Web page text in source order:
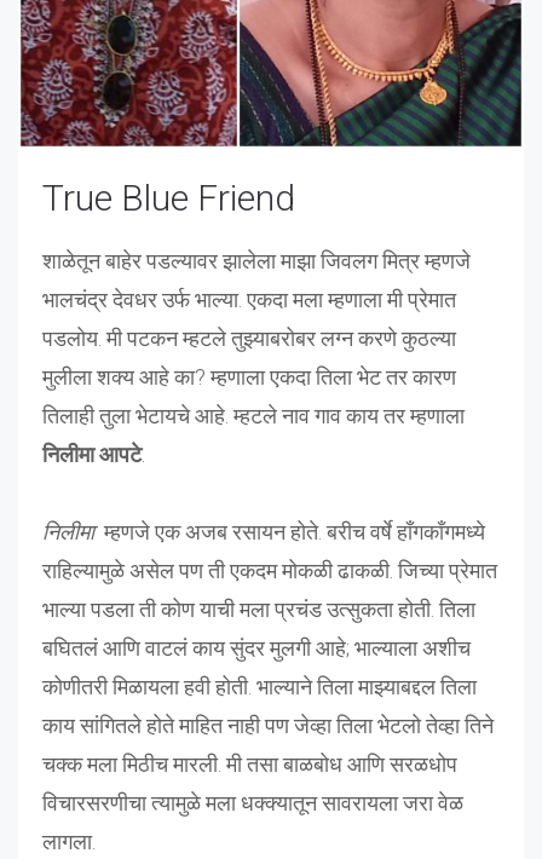
True Blue Friend
शाळेतून बाहेर पडल्यावर झालेला माझा जिवलग मित्र म्हणजे
भालचंद्र देवधर उर्फ भाल्या. एकदा मला म्हणाला मी प्रेमात
पडलोय. मी पटकन म्हटले तुझ्याबरोबर लग्न करणे कुठल्या
मुलीला शक्य आहे का? म्हणाला एकदा तिला भेट तर कारण
तिलाही तुला भेटायचे आहे. म्हटले नाव गाव काय तर म्हणाला
निलीमा आपटे.
निलीमाम्हणजे एक अजब रसायन होते. बरीच वर्षे हॉंगकॉंगमध्ये
राहिल्यामुळे असेल पण ती एकदम मोकळी ढाकळी. जिच्या प्रेमात
भाल्या पडला ती कोण याची मला प्रचंड उत्सुकता होती. तिला
बघितलं आणि वाटलं काय सुंदर मुलगी आहे; भाल्याला अशीच
कोणीतरी मिळायला हवी होती. भाल्याने तिला माझ्याबद्दल तिला
काय सांगितले होते माहित नाही पण जेव्हा तिला भेटलो तेव्हा तिने
चक्क मला मिठीच मारली. मी तसा बाळबोध आणि सरळधोप
विचारसरणीचा त्यामुळे मला धक्क्यातून सावरायला जरा वेळ
लागला.